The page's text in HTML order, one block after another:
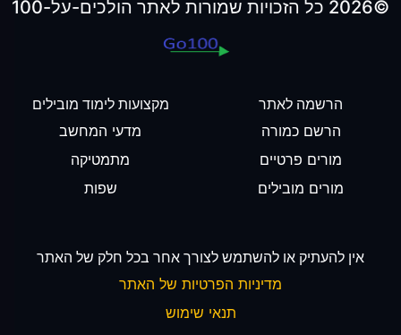
©2026 כל הזכויות שמורות לאתר הולכים-על-100
הרשמה לאתר
הרשם כמורה
מורים פרטיים
מורים מובילים
מקצועות לימוד מובילים
מדעי המחשב
מתמטיקה
שפות
אין להעתיק או להשתמש לצורך אחר בכל חלק של האתר
מדיניות הפרטיות של האתר
תנאי שימוש